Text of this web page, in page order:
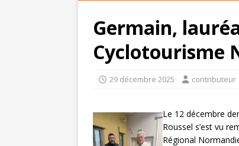
Germain,
Cyclotourisme
29 décembre 2025 contributeur
Le 12 décembre
Roussel s’est vu
Régional